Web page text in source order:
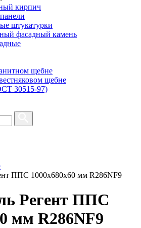
кирпич
штукатурки
фасадный камень
щебне
щебне
30515-97)
ППС 1000х680х60 мм R286NF9
Регент ППС
мм R286NF9